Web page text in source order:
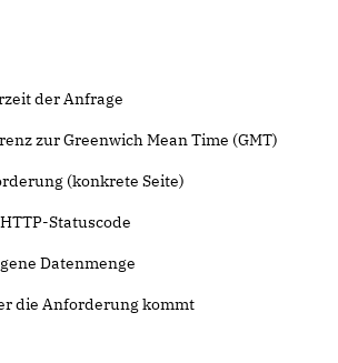
der Anfrage
zur Greenwich Mean Time (GMT)
(konkrete Seite)
Statuscode
Datenmenge
die Anforderung kommt